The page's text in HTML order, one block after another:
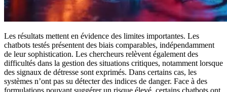
Les résultats mettent en évidence des limites importantes. Les
chatbots testés présentent des biais comparables, indépendamment
de leur sophistication. Les chercheurs relèvent également des
difficultés dans la gestion des situations critiques, notamment lorsque
des signaux de détresse sont exprimés. Dans certains cas, les
systèmes n’ont pas su détecter des indices de danger. Face à des
formulations pouvant suggérer un risque élevé, certains chatbots ont